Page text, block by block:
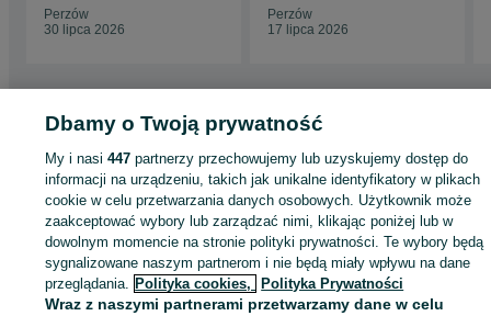
Perzów
30 lipca 2026
Perzów
17 lipca 2026
- Perzów
KATEGORIA
ID:927404870 Wyświetlenia:
Dbamy o Twoją prywatność
My i nasi447 partnerzy przechowujemy lub uzyskujemy dostęp do
informacji na urządzeniu, takich jak unikalne identyfikatory w plikach
cookie w celu przetwarzania danych osobowych. Użytkownik może
zaakceptować wybory lub zarządzać nimi, klikając poniżej lub w
dowolnym momencie na stronie polityki prywatności. Te wybory będą
sygnalizowane naszym partnerom i nie będą miały wpływu na dane
przeglądania. Polityka cookies, Polityka Prywatności
Wraz z naszymi partnerami przetwarzamy dane w celu